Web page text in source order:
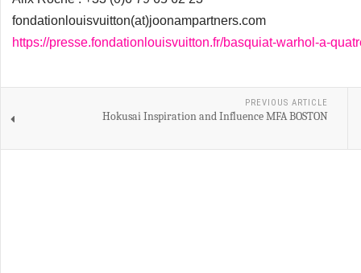
fondationlouisvuitton(at)joonampartners.com
https://presse.fondationlouisvuitton.fr/basquiat-warhol-a-
PREVIOUS ARTICLE
Hokusai Inspiration and Influence MFA BOSTON